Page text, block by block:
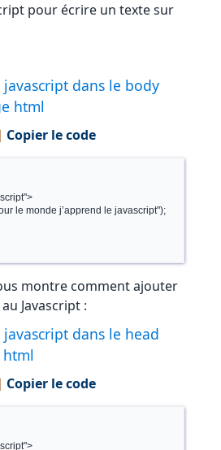
pour écrire un texte sur
javascript dans le body
html
Copier le code
le monde j’apprend le javascript");
montre comment ajouter
au Javascript :
dans le head
html
Copier le code